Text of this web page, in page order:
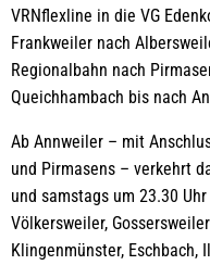
VRNflexline in die VG
Frankweiler nach
Regionalbahn nach
Queichhambach bis nach
Ab Annweiler – mit
und Pirmasens – verkehrt
und samstags um 23.30
Völkersweiler,
Klingenmünster, Eschbach,